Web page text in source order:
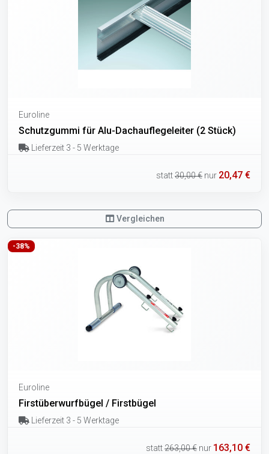
Euroline
Schutzgummi für Alu-Dachauflegeleiter (2 Stück)
Lieferzeit 3 - 5 Werktage
statt30,00 € nur 20,47 €
Vergleichen
-38%
Euroline
Firstüberwurfbügel / Firstbügel
Lieferzeit 3 - 5 Werktage
statt263,00 € nur 163,10 €